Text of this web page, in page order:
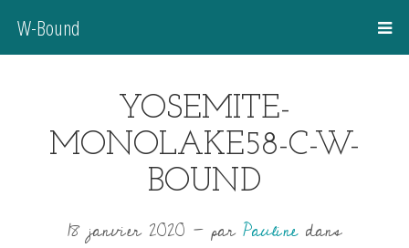
W-Bound
YOSEMITE-
MONOLAKE58-C-W-
BOUND
18 janvier 2020 -parPaulinedans